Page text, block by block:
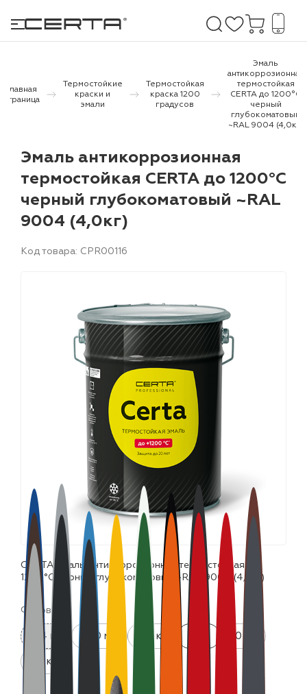
покрытия
бетону,
и эмали
Главная
страница
Термостойкие
краски и
эмали
Термостойкая
краска 1200
градусов
Эмаль
антикоррозионная
термостойкая
CERTA до 1200°С
черный
глубокоматовый
~RAL 9004 (4,0кг)
Эмаль антикоррозионная
термостойкая CERTA до 1200°С
черный глубокоматовый ~RAL
9004 (4,0кг)
Код товара: CPR00116
CERTA эмаль антикоррозионная термостойкая до
1200°С черный глубокоматовый ~RAL 9004 (4,0кг)
Фасовка:
0.4 кг 520 мл 0.8 кг 4 кг
10 кг
25 кг